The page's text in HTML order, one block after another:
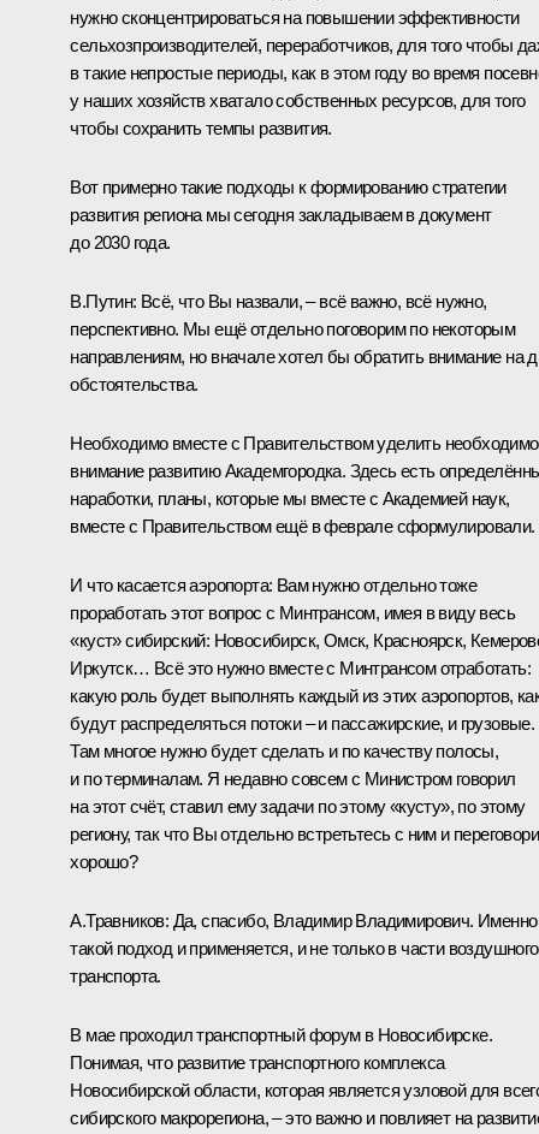
нужно сконцентрироваться на повышении эффективности
сельхозпроизводителей, переработчиков, для того чтобы
в такие непростые периоды, как в этом году во время
у наших хозяйств хватало собственных ресурсов, для того
чтобы сохранить темпы развития.
Вот примерно такие подходы к формированию стратегии
развития региона мы сегодня закладываем в документ
до 2030 года.
В.Путин: Всё, что Вы назвали, – всё важно, всё нужно,
перспективно. Мы ещё отдельно поговорим по некоторым
направлениям, но вначале хотел бы обратить внимание на
обстоятельства.
Необходимо вместе с Правительством уделить
внимание развитию Академгородка. Здесь есть
наработки, планы, которые мы вместе с Академией наук,
вместе с Правительством ещё в феврале сформулировали.
И что касается аэропорта: Вам нужно отдельно тоже
проработать этот вопрос с Минтрансом, имея в виду весь
«куст» сибирский: Новосибирск, Омск, Красноярск,
Иркутск… Всё это нужно вместе с Минтрансом отработать:
какую роль будет выполнять каждый из этих аэропортов,
будут распределяться потоки – и пассажирские, и грузовые.
Там многое нужно будет сделать и по качеству полосы,
и по терминалам. Я недавно совсем с Министром говорил
на этот счёт, ставил ему задачи по этому «кусту», по этому
региону, так что Вы отдельно встретьтесь с ним и
хорошо?
А.Травников: Да, спасибо, Владимир Владимирович. Именно
такой подход и применяется, и не только в части воздушного
транспорта.
В мае проходил транспортный форум в Новосибирске.
Понимая, что развитие транспортного комплекса
Новосибирской области, которая является узловой для
сибирского макрорегиона, – это важно и повлияет на